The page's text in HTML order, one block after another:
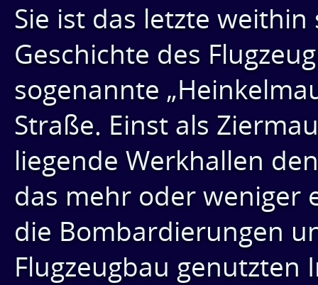
Sie ist das letzte
Geschichte des
sogenannte
Straße. Einst als
liegende Werkhallen
das mehr oder weniger
die Bombardierungen
Flugzeugbau